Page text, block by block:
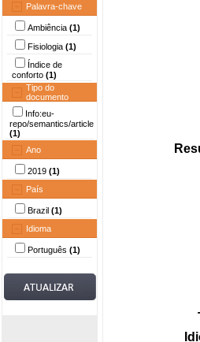
Palavra-chave
Ambiência (1)
Fisiologia (1)
Índice de
conforto (1)
Tipo do
documento
Info:eu-
repo/semantics/article
(1)
Ano
2019 (1)
País
Brazil (1)
Idioma
Português (1)